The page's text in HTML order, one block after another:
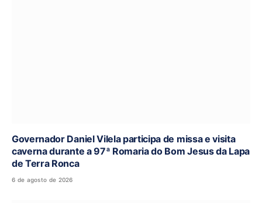
Governador Daniel Vilela participa de missa e visita
caverna durante a 97ª Romaria do Bom Jesus da Lapa
de Terra Ronca
6 de agosto de 2026